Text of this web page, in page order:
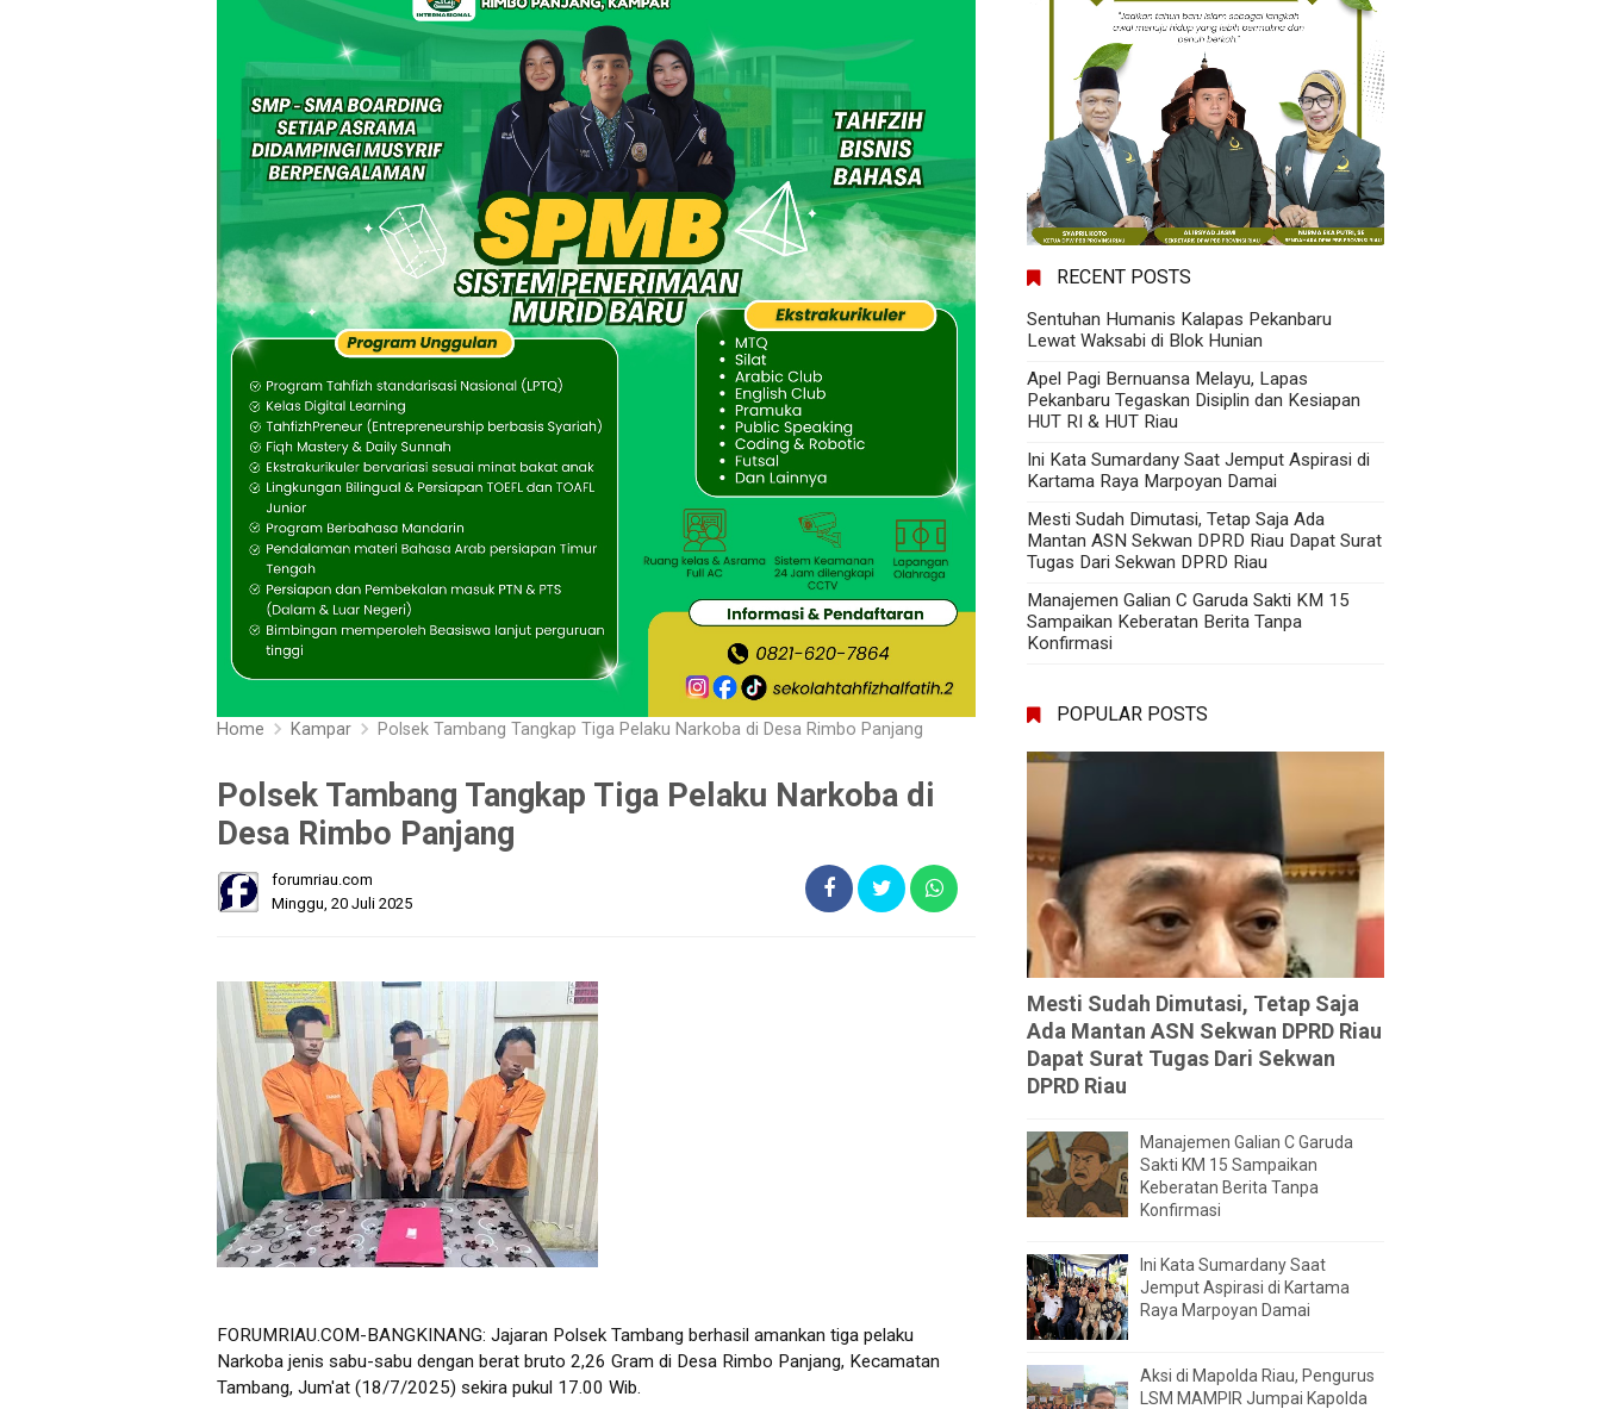
Home Kampar Polsek Tambang Tangkap Tiga Pelaku Narkoba di Desa Rimbo Panjang
Polsek Tambang Tangkap Tiga Pelaku Narkoba di
Desa Rimbo Panjang
forumriau.com
Minggu, 20 Juli 2025
FORUMRIAU.COM-BANGKINANG: Jajaran Polsek Tambang berhasil amankan tiga pelaku
Narkoba jenis sabu-sabu dengan berat bruto 2,26 Gram di Desa Rimbo Panjang, Kecamatan
Tambang, Jum'at (18/7/2025) sekira pukul 17.00 Wib.
RECENT POSTS
Sentuhan Humanis Kalapas Pekanbaru
Lewat Waksabi di Blok Hunian
Apel Pagi Bernuansa Melayu, Lapas
Pekanbaru Tegaskan Disiplin dan Kesiapan
HUT RI & HUT Riau
Ini Kata Sumardany Saat Jemput Aspirasi di
Kartama Raya Marpoyan Damai
Mesti Sudah Dimutasi, Tetap Saja Ada
Mantan ASN Sekwan DPRD Riau Dapat Surat
Tugas Dari Sekwan DPRD Riau
Manajemen Galian C Garuda Sakti KM 15
Sampaikan Keberatan Berita Tanpa
Konfirmasi
POPULAR POSTS
Mesti Sudah Dimutasi, Tetap Saja
Ada Mantan ASN Sekwan DPRD Riau
Dapat Surat Tugas Dari Sekwan
DPRD Riau
Manajemen Galian C Garuda
Sakti KM 15 Sampaikan
Keberatan Berita Tanpa
Konfirmasi
Ini Kata Sumardany Saat
Jemput Aspirasi di Kartama
Raya Marpoyan Damai
Aksi di Mapolda Riau, Pengurus
LSM MAMPIR Jumpai Kapolda